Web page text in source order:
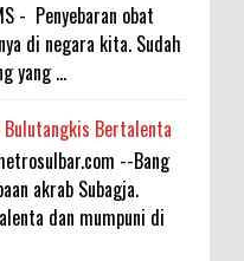
- Penyebaran obat
di negara kita. Sudah
yang ...
Bulutangkis Bertalenta
--Bang
akrab Subagja.
dan mumpuni di